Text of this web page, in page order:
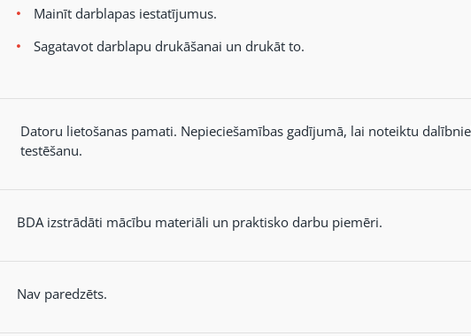
Mainīt darblapas iestatījumus.
Sagatavot darblapu drukāšanai un drukāt to.
Datoru lietošanas pamati. Nepieciešamības gadījumā, lai noteiktu
testēšanu.
BDA izstrādāti mācību materiāli un praktisko darbu piemēri.
Nav paredzēts.